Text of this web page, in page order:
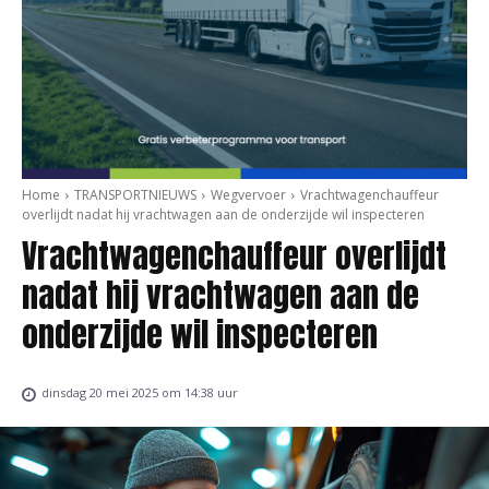
Home TRANSPORTNIEUWS Wegvervoer
Vrachtwagenchauffeur
overlijdt nadat hij vrachtwagen aan de onderzijde wil inspecteren
Vrachtwagenchauffeur overlijdt
nadat hij vrachtwagen aan de
onderzijde wil inspecteren
dinsdag 20 mei 2025 om 14:38 uur